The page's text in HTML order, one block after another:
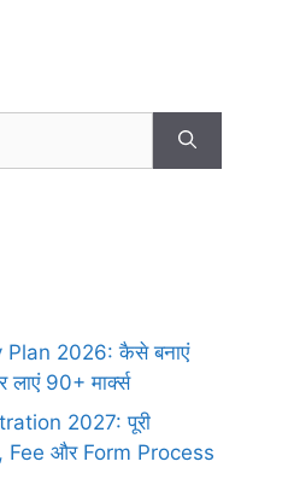
2026: कैसे बनाएं
90+ मार्क्स
2027: पूरी
Fee और Form Process